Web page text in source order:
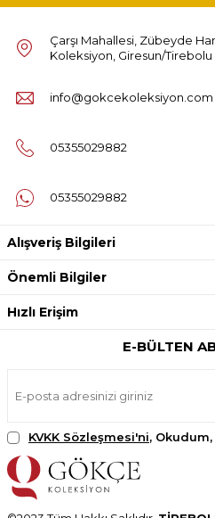
Çarşı Mahallesi, Zübeyde
Koleksiyon, Giresun/Tirebolu
info@gokcekoleksiyon.com
05355029882
05355029882
Alışveriş Bilgileri
Önemli Bilgiler
Hızlı Erişim
E-BÜLTEN
KVKK Sözleşmesi'ni,